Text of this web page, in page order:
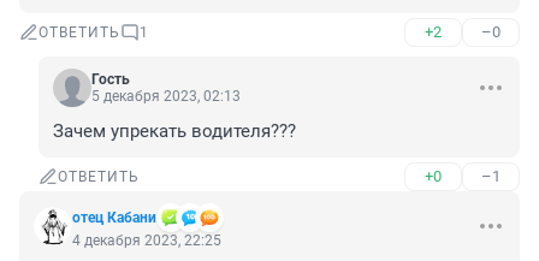
ОТВЕТИТЬ 1 +2 –0
Гость
5 декабря 2023, 02:13
Зачем упрекать водителя???
ОТВЕТИТЬ +0 –1
отец Кабани
4 декабря 2023, 22:25